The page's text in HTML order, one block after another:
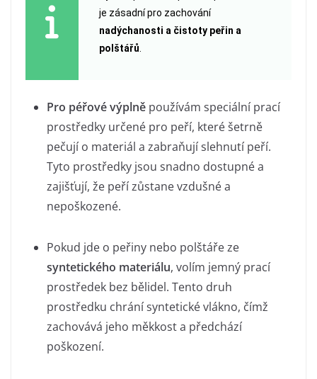
je zásadní pro zachování
nadýchanosti a čistoty peřin a
polštářů.
Pro péřové výplně používám speciální prací
prostředky určené pro peří, které šetrně
pečují o materiál a zabraňují slehnutí peří.
Tyto prostředky jsou snadno dostupné a
zajišťují, že peří zůstane vzdušné a
nepoškozené.
Pokud jde o peřiny nebo polštáře ze
syntetického materiálu, volím jemný prací
prostředek bez bělidel. Tento druh
prostředku chrání syntetické vlákno, čímž
zachovává jeho měkkost a předchází
poškození.